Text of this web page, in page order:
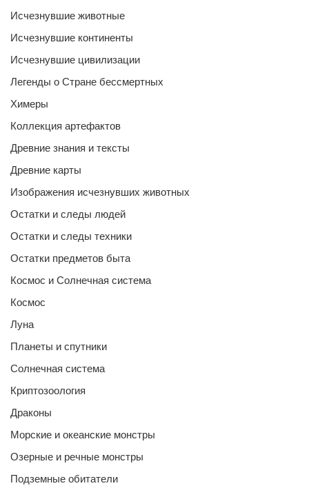
Исчезнувшие животные
Исчезнувшие континенты
Исчезнувшие цивилизации
Легенды о Стране бессмертных
Химеры
Коллекция артефактов
Древние знания и тексты
Древние карты
Изображения исчезнувших животных
Остатки и следы людей
Остатки и следы техники
Остатки предметов быта
Космос и Солнечная система
Космос
Луна
Планеты и спутники
Солнечная система
Криптозоология
Драконы
Морские и океанские монстры
Озерные и речные монстры
Подземные обитатели